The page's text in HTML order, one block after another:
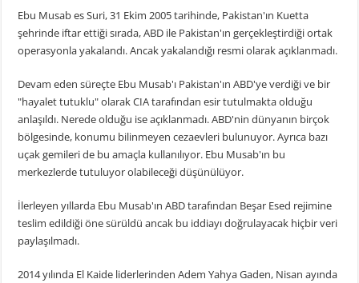
Ebu Musab es Suri, 31 Ekim 2005 tarihinde, Pakistan'ın Kuetta
şehrinde iftar ettiği sırada, ABD ile Pakistan'ın gerçekleştirdiği ortak
operasyonla yakalandı. Ancak yakalandığı resmi olarak açıklanmadı.
Devam eden süreçte Ebu Musab'ı Pakistan'ın ABD'ye verdiği ve bir
"hayalet tutuklu" olarak CIA tarafından esir tutulmakta olduğu
anlaşıldı. Nerede olduğu ise açıklanmadı. ABD'nin dünyanın birçok
bölgesinde, konumu bilinmeyen cezaevleri bulunuyor. Ayrıca bazı
uçak gemileri de bu amaçla kullanılıyor. Ebu Musab'ın bu
merkezlerde tutuluyor olabileceği düşünülüyor.
İlerleyen yıllarda Ebu Musab'ın ABD tarafından Beşar Esed rejimine
teslim edildiği öne sürüldü ancak bu iddiayı doğrulayacak hiçbir veri
paylaşılmadı.
2014 yılında El Kaide liderlerinden Adem Yahya Gaden, Nisan ayında